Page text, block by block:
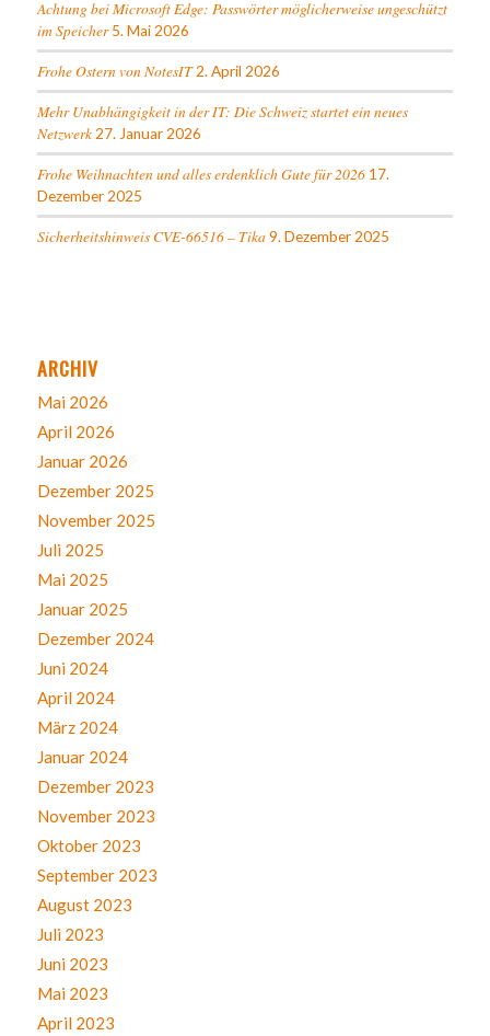
Achtung bei Microsoft Edge: Passwörter möglicherweise ungeschützt
im Speicher 5. Mai 2026
Frohe Ostern von NotesIT 2. April 2026
Mehr Unabhängigkeit in der IT: Die Schweiz startet ein neues
Netzwerk 27. Januar 2026
Frohe Weihnachten und alles erdenklich Gute für 2026 17.
Dezember 2025
Sicherheitshinweis CVE-66516 – Tika 9. Dezember 2025
ARCHIV
Mai 2026
April 2026
Januar 2026
Dezember 2025
November 2025
Juli 2025
Mai 2025
Januar 2025
Dezember 2024
Juni 2024
April 2024
März 2024
Januar 2024
Dezember 2023
November 2023
Oktober 2023
September 2023
August 2023
Juli 2023
Juni 2023
Mai 2023
April 2023